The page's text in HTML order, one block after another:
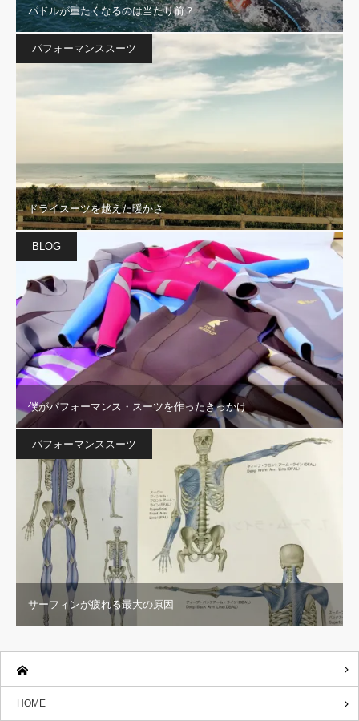
パドルが重たくなるのは当たり前？
パフォーマンススーツ
ドライスーツを越えた暖かさ
BLOG
僕がパフォーマンス・スーツを作ったきっかけ
パフォーマンススーツ
サーフィンが疲れる最大の原因
HOME